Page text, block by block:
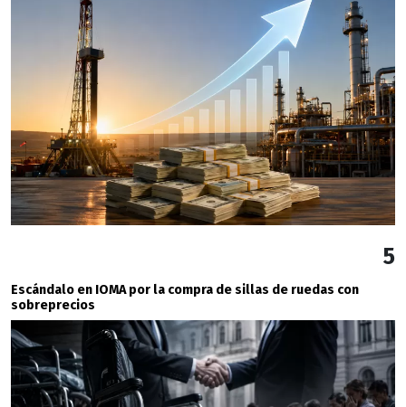
5
Escándalo en IOMA por la compra de sillas de ruedas con
sobreprecios